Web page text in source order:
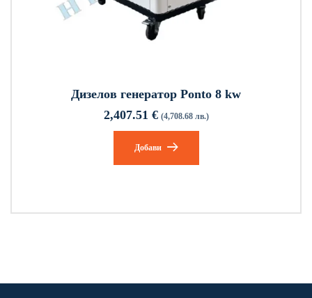
Дизелов генератор Ponto 8 kw
2,407.51 € (4,708.68 лв.)
Добави